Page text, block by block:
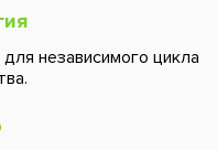
независимого цикла